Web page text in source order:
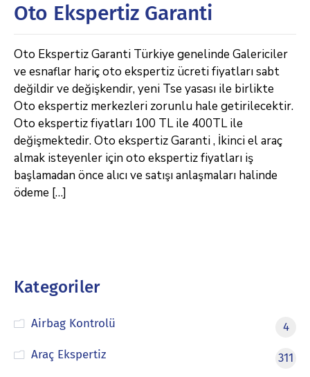
Oto Ekspertiz Garanti
Oto Ekspertiz Garanti Türkiye genelinde Galericiler
ve esnaflar hariç oto ekspertiz ücreti fiyatları sabt
değildir ve değişkendir, yeni Tse yasası ile birlikte
Oto ekspertiz merkezleri zorunlu hale getirilecektir.
Oto ekspertiz fiyatları 100 TL ile 400TL ile
değişmektedir. Oto ekspertiz Garanti , İkinci el araç
almak isteyenler için oto ekspertiz fiyatları iş
başlamadan önce alıcı ve satışı anlaşmaları halinde
ödeme […]
Kategoriler
Airbag Kontrolü
4
Araç Ekspertiz
311